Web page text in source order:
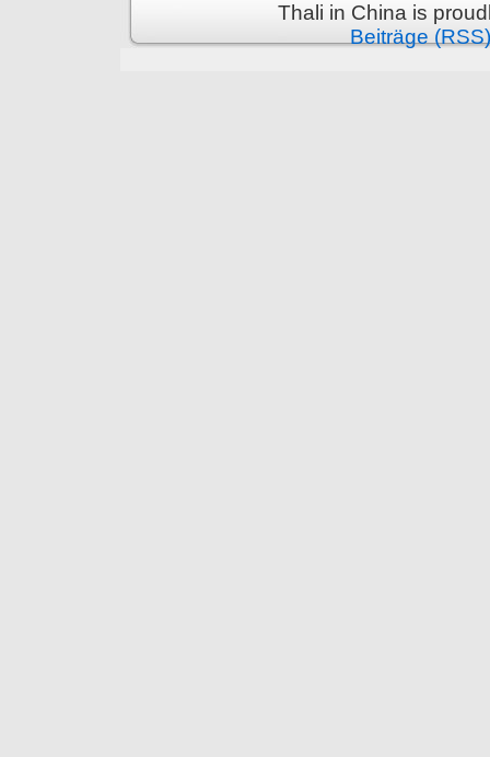
Thali in China is
Beiträge (RSS)